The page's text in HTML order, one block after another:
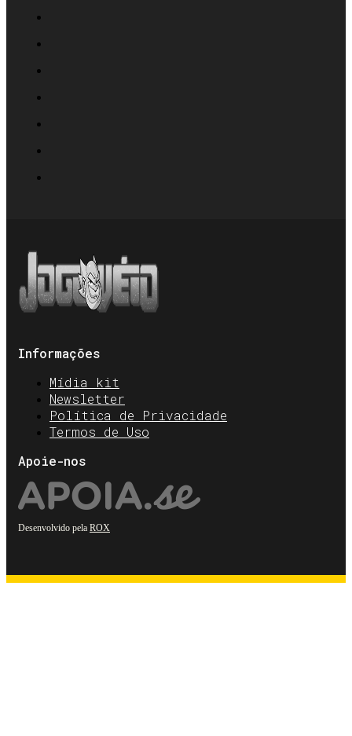
Informações
Mídia kit
Newsletter
Política de Privacidade
Termos de Uso
Apoie-nos
Desenvolvido pela ROX